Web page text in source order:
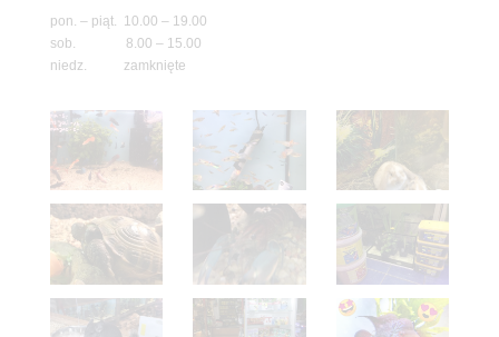
pon. – piąt. 10.00 – 19.00
sob. 8.00 – 15.00
niedz. zamknięte